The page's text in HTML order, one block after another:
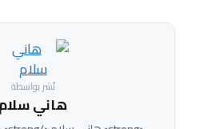
نُشر بواسطة
هاني سلام